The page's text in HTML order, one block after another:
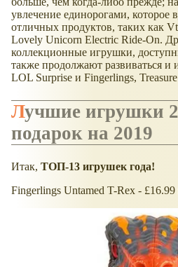
увлечение единорогами, которое
отличных продуктов, таких как
Lovely Unicorn Electric Ride-On.
коллекционные игрушки,
также продолжают развиваться
LOL Surprise и Fingerlings,
Лучшие игрушки 2018, в
подарок на 2019
Итак, ТОП-13 игрушек года!
Fingerlings Untamed T-Rex - £16.99